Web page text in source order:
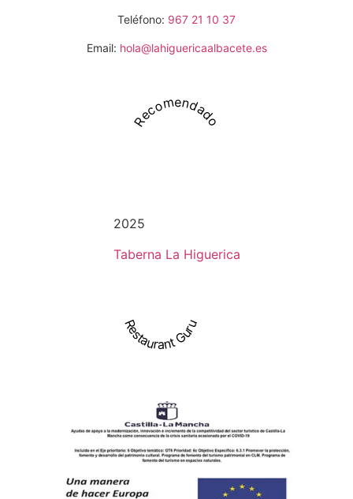
Teléfono: 967 21 10 37
Email: hola@lahiguericaalbacete.es
Recomendado
2025
Taberna La Higuerica
Restaurant Guru